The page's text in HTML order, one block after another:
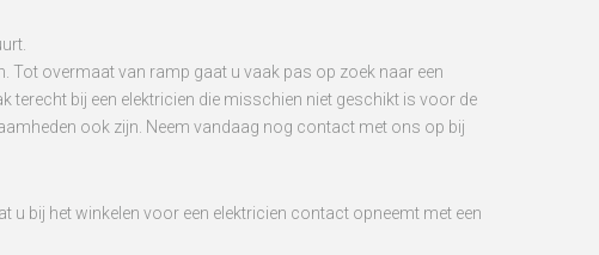
Tot overmaat van ramp gaat u vaak pas op zoek naar een
terecht bij een elektricien die misschien niet geschikt is voor de
ook zijn. Neem vandaag nog contact met ons op bij
u bij het winkelen voor een elektricien contact opneemt met een